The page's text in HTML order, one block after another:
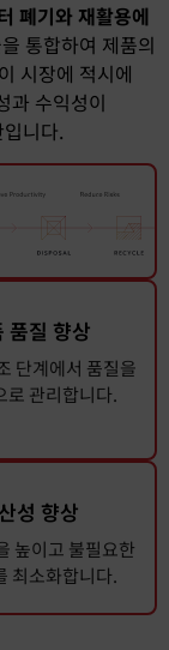
폐기와 재활용에
통합하여 제품의
시장에 적시에
과 수익성이
니다.
품질 향상
단계에서 품질을
로 관리합니다.
성 향상
높이고 불필요한
최소화합니다.